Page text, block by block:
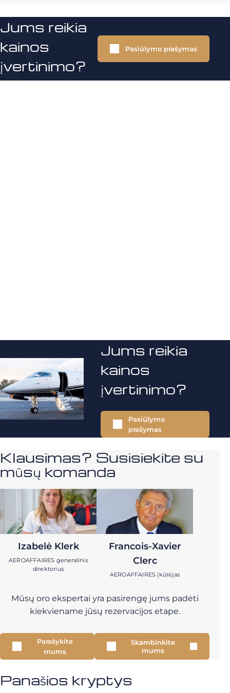
Jums reikia
kainos
įvertinimo?
Pasiūlymo prašymas
Jums reikia
kainos
įvertinimo?
Pasiūlymo
prašymas
Klausimas? Susisiekite su
mūsų komanda
Izabelė Klerk
AEROAFFAIRES generalinis
direktorius
Francois-Xavier
Clerc
AEROAFFAIRES įkūrėjas
Mūsų oro ekspertai yra pasirengę jums padėti
kiekviename jūsų rezervacijos etape.
Parašykite
mums
Skambinkite
mums
Panašios kryptys